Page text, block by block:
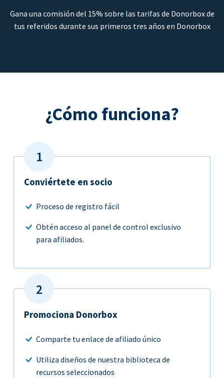
Gana una comisión del 15% sobre las tarifas de Donorbox de
tus referidos durante sus primeros tres años en Donorbox
¿Cómo funciona?
Conviértete en socio
Proceso de registro fácil
Obtén acceso al panel de control exclusivo
para afiliados.
Promociona Donorbox
Comparte tu enlace de afiliado único
Utiliza diseños de nuestra biblioteca de
recursos seleccionados